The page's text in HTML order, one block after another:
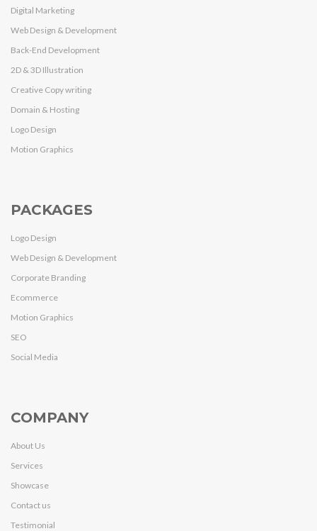
Digital Marketing
Web Design & Development
Back-End Development
2D & 3D Illustration
Creative Copy writing
Domain & Hosting
Logo Design
Motion Graphics
PACKAGES
Logo Design
Web Design & Development
Corporate Branding
Ecommerce
Motion Graphics
SEO
Social Media
COMPANY
About Us
Services
Showcase
Contact us
Testimonial